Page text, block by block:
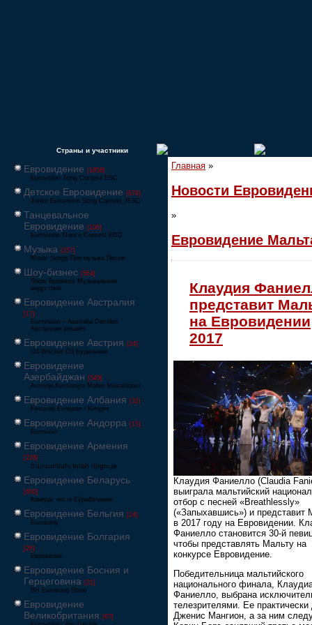
Страны и участники
Евровидение [1858]
Eurovision Song Contest ESC
Детское Евровидение [878]
Junior Eurovision Song Contest JESC
Танцевальное
Евровидение [106]
Eurovision Dance Contest EDC
Музыка [257]
Music Songs Поп-музыка Песни
Шоу-бизнес [564]
Show Business Музыкальная
индустрия
Евровидение Австралия
[17]
Eurovision – Australia Decides
Австралия решает
Евровидение Австрия [24]
Ö3-Wecker Ö3 Будильник
Евровидение
Азербайджан [549]
Avrovijn Avroviziya Mahnı Müsabiqəsi
Евровидение Албания [32]
Festivali Evropian i Këngës
Евровидение Андорра [15]
Eurovisió
Евровидение Армения
[228]
Եվրատեսիլ երգի մրցույթ
Евровидение Беларусь
[600]
Конкурс песні Еўрабачанне
Евровидение Бельгия [24]
Eurosong
Евровидение Болгария
[26]
Евровизия
Евровидение Босния и
Герцеговина [21]
BH Eurosong Show
Евровидение
Великобритания [67]
Главная »
Новости
»
Евровидение
Клаудия
представит
на Евровидении
2017
Клаудия Фаниелло (Claudia
выиграла мальтийский
отбор с песней «Breathlessly»
(«Запыхавшись») и представит
в 2017 году на Евровидении.
Фаниелло становится 30-й
чтобы представлять Мальту на
конкурсе Евровидение.
Победительница мальтийского
национального финала,
Фаниелло, выбрана
телезрителями. Ее практически
Дженис Мангион, а за ним